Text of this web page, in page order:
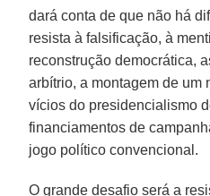
dará conta de que não há
resista à falsificação, à
reconstrução democrática,
arbítrio, a montagem de um
vícios do presidencialismo
financiamentos de
jogo político convencional.
O grande desafio será a